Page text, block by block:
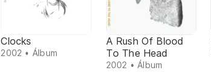
Clocks
2002 • Álbum
A Rush Of Blood
To The Head
2002 • Álbum